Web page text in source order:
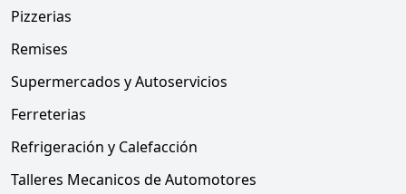
Pizzerias
Remises
Supermercados y Autoservicios
Ferreterias
Refrigeración y Calefacción
Talleres Mecanicos de Automotores